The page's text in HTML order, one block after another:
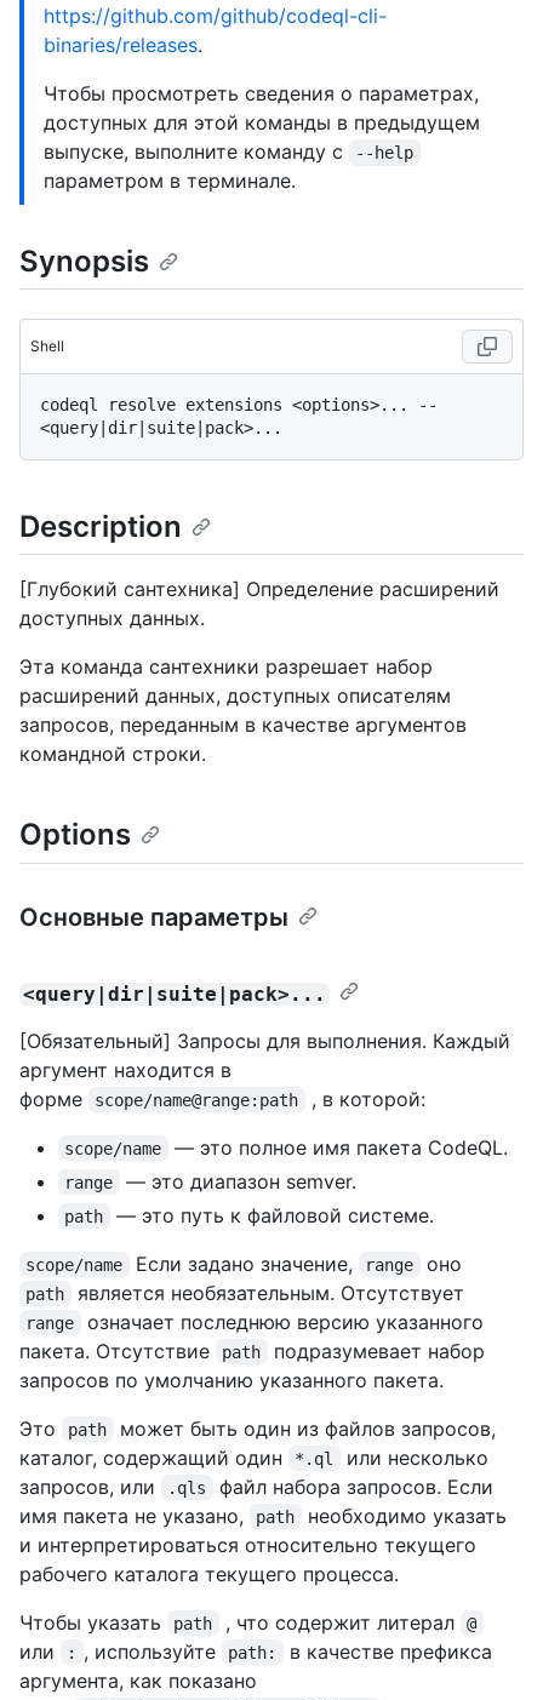
https://github.com/github/codeql-cli-
binaries/releases.
Чтобы просмотреть сведения о параметрах,
доступных для этой команды в предыдущем
выпуске, выполните команду с
--help
параметром в терминале.
Synopsis
Shell
codeql resolve extensions <options>... --
Description
[Глубокий сантехника] Определение расширений
доступных данных.
Эта команда сантехники разрешает набор
расширений данных, доступных описателям
запросов, переданным в качестве аргументов
командной строки.
Options
Основные параметры
<query|dir|suite|pack>...
[Обязательный] Запросы для выполнения. Каждый
аргумент находится в
форме
scope/name@range:path , в которой:
scope/name — это полное имя пакета CodeQL.
range — это диапазон semver.
path — это путь к файловой системе.
scope/name Если задано значение, range оно
path является необязательным. Отсутствует
range
означает последнюю версию указанного
пакета. Отсутствие
path
подразумевает набор
запросов по умолчанию указанного пакета.
Это
path
может быть один из файлов запросов,
каталог, содержащий один
*.ql
или несколько
запросов, или
.qls
файл набора запросов. Если
имя пакета не указано,
path
необходимо указать
и интерпретироваться относительно текущего
рабочего каталога текущего процесса.
Чтобы указать
path , что содержит литерал @
или : , используйте path:
в качестве префикса
аргумента, как показано